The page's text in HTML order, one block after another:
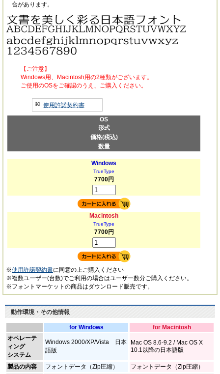
合があります。
【ご注意】
Windows用、Macintosh用の2種類がございます。
ご使用のOSをご確認のうえ、ご購入ください。
使用許諾契約書
OS
形式
価格(税込)
数量
Windows
TrueType
7700円
Macintosh
TrueType
7700円
※使用許諾契約書に同意の上ご購入ください
※複数ユーザー(台数)でご利用の場合はユーザー数分ご購入ください。
※フォントマーケットの商品はダウンロード販売です。
動作環境・その他情報
for Windows
for Macintosh
オペレーテ
ィング
システム
Windows 2000/XP/Vista 日本
語版
Mac OS 8.6-9.2 / Mac OS X
10.1以降の日本語版
製品の内容 フォントデータ（Zip圧縮）
フォントデータ（Zip圧縮）